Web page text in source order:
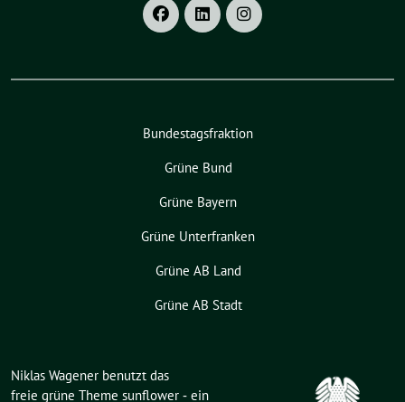
Bundestagsfraktion
Grüne Bund
Grüne Bayern
Grüne Unterfranken
Grüne AB Land
Grüne AB Stadt
Niklas Wagener benutzt das
freie grüne Theme sunflower ‐ ein